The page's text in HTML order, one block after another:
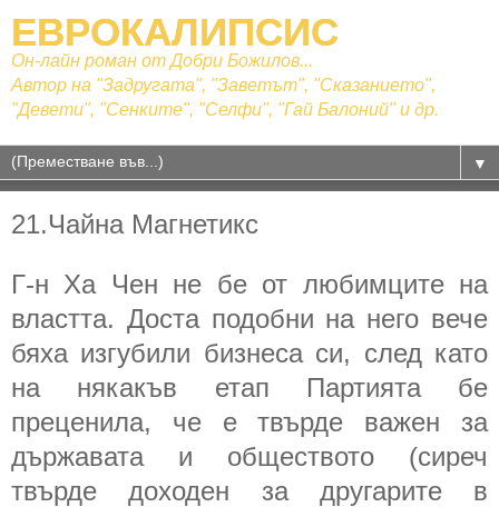
ЕВРОКАЛИПСИС
Он-лайн роман от Добри Божилов...
Автор на "Задругата", "Заветът", "Сказанието",
"Девети", "Сенките", "Селфи", "Гай Балоний" и др.
▼
21.Чайна Магнетикс
Г-н Ха Чен не бе от любимците на
властта. Доста подобни на него вече
бяха изгубили бизнеса си, след като
на някакъв етап Партията бе
преценила, че е твърде важен за
държавата и обществото (сиреч
твърде доходен за другарите в